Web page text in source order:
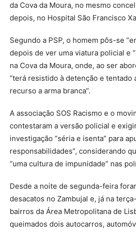
da Cova da Moura, no mesmo
depois, no Hospital São Francisco
Segundo a PSP, o homem pôs-se
depois de ver uma viatura policial e
na Cova da Moura, onde, ao ser
“terá resistido à detenção e tentado
recurso a arma branca”.
A associação SOS Racismo e o
contestaram a versão policial e
investigação “séria e isenta” para
responsabilidades”, considerando
“uma cultura de impunidade” nas
Desde a noite de segunda-feira
desacatos no Zambujal e, já na
bairros da Área Metropolitana de
queimados dois autocarros,